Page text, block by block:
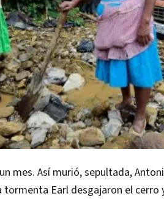
mes. Así murió, sepultada,
tormenta Earl desgajaron el cerro